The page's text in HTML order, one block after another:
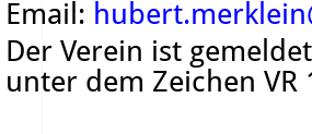
Email:
Der Verein ist
unter dem Zeichen VR